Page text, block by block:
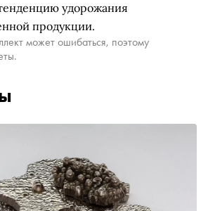
удорожания
продукции.
может ошибаться, поэтому